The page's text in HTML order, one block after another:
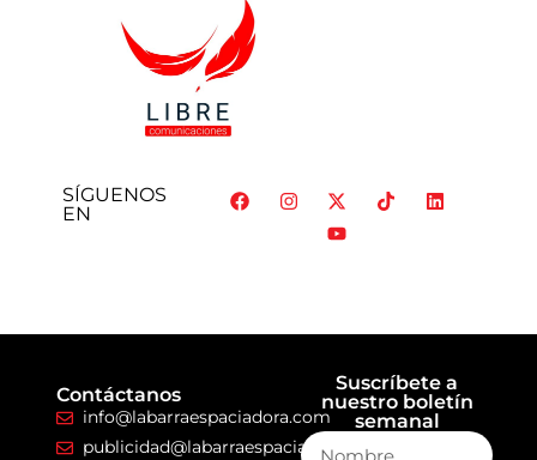
SÍGUENOS
EN
Contáctanos
info@labarraespaciadora.com
publicidad@labarraespaciadora.com
Suscríbete a
nuestro boletín
semanal